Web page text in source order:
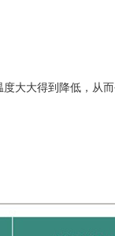
大大得到降低，从